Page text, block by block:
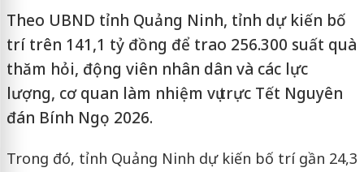
Theo UBND tỉnh Quảng Ninh, tỉnh dự kiến bố
trí trên 141,1 tỷ đồng để trao 256.300 suất quà
thăm hỏi, động viên nhân dân và các lực
lượng, cơ quan làm nhiệm vụ trực Tết Nguyên
đán Bính Ngọ 2026.
Trong đó, tỉnh Quảng Ninh dự kiến bố trí gần 24,3